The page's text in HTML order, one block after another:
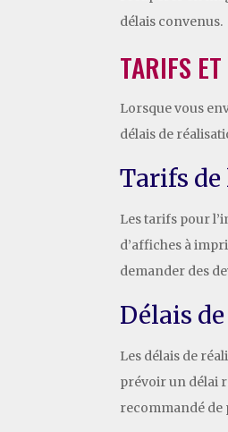
délais convenus.
TARIFS
Lorsque vous
délais de
Tarifs de
Les tarifs pour
d’affiches à
demander des
Délais
Les délais de
prévoir un délai
recommandé de